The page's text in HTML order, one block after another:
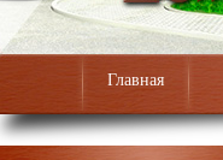
Главная